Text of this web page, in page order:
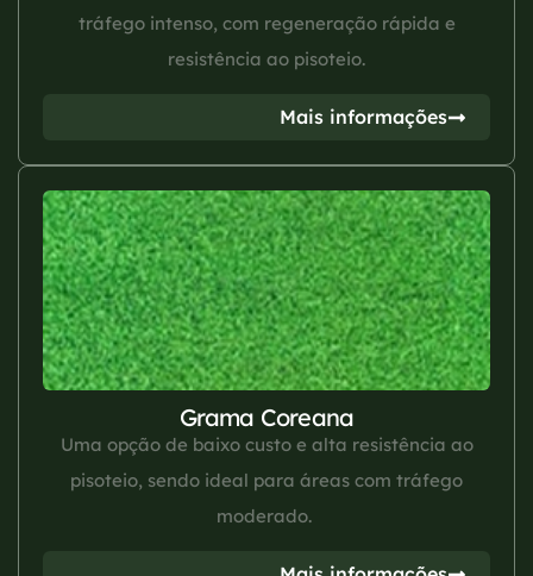
tráfego intenso, com regeneração rápida e
resistência ao pisoteio.
Mais informações
Grama Coreana
Uma opção de baixo custo e alta resistência ao
pisoteio, sendo ideal para áreas com tráfego
moderado.